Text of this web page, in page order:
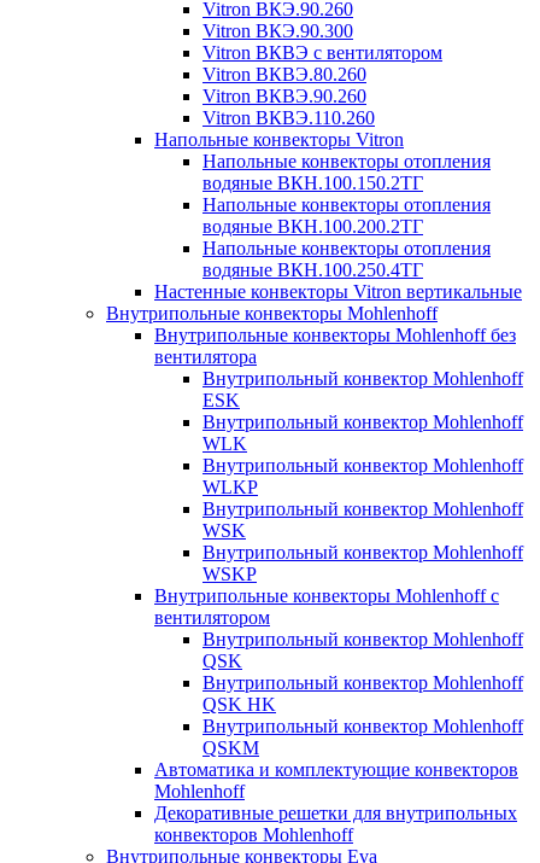
Vitron ВКЭ.90.260
Vitron ВКЭ.90.300
Vitron ВКВЭ с вентилятором
Vitron ВКВЭ.80.260
Vitron ВКВЭ.90.260
Vitron ВКВЭ.110.260
Напольные конвекторы Vitron
Напольные конвекторы отопления
водяные ВКН.100.150.2ТГ
Напольные конвекторы отопления
водяные ВКН.100.200.2ТГ
Напольные конвекторы отопления
водяные ВКН.100.250.4ТГ
Настенные конвекторы Vitron вертикальные
Внутрипольные конвекторы Mohlenhoff
Внутрипольные конвекторы Mohlenhoff без
вентилятора
Внутрипольный конвектор Mohlenhoff
ESK
Внутрипольный конвектор Mohlenhoff
WLK
Внутрипольный конвектор Mohlenhoff
WLKP
Внутрипольный конвектор Mohlenhoff
WSK
Внутрипольный конвектор Mohlenhoff
WSKP
Внутрипольные конвекторы Mohlenhoff с
вентилятором
Внутрипольный конвектор Mohlenhoff
QSK
Внутрипольный конвектор Mohlenhoff
QSK HK
Внутрипольный конвектор Mohlenhoff
QSKM
Автоматика и комплектующие конвекторов
Mohlenhoff
Декоративные решетки для внутрипольных
конвекторов Mohlenhoff
Внутрипольные конвекторы Eva